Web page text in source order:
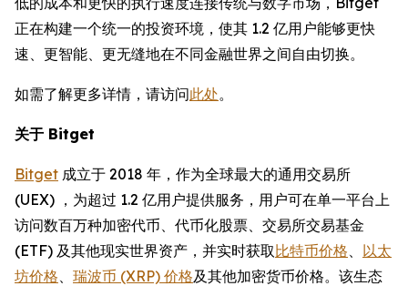
正在构建一个统一的投资环境，使其 1.2 亿用户能够更快
速、更智能、更无缝地在不同金融世界之间自由切换。
如需了解更多详情，请访问此处。
关于 Bitget
Bitget 成立于 2018 年，作为全球最大的通用交易所
(UEX) ，为超过 1.2 亿用户提供服务，用户可在单一平台上
访问数百万种加密代币、代币化股票、交易所交易基金
(ETF) 及其他现实世界资产，并实时获取 比特币价格、 以太
坊价格、 瑞波币 (XRP) 价格及其他加密货币价格。该生态